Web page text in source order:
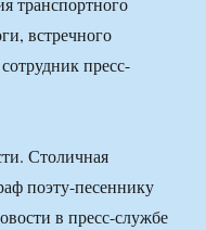
встречного
пресс-
Столичная
поэту-песеннику
в пресс-службе